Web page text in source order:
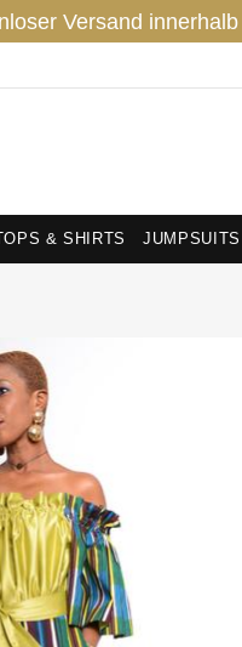
Versand
& SHIRTS JUMPSUITS